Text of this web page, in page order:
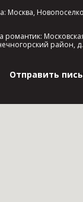
Москва,
романтик:
район,
Отправить